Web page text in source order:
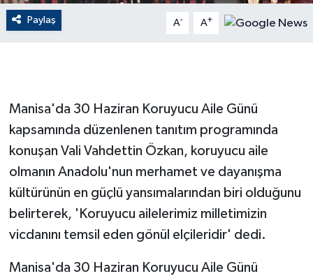
Paylaş A- A+
Manisa'da 30 Haziran Koruyucu Aile Günü
kapsamında düzenlenen tanıtım programında
konuşan Vali Vahdettin Özkan, koruyucu aile
olmanın Anadolu'nun merhamet ve dayanışma
kültürünün en güçlü yansımalarından biri olduğunu
belirterek, 'Koruyucu ailelerimiz milletimizin
vicdanını temsil eden gönül elçileridir' dedi.
Manisa'da 30 Haziran Koruyucu Aile Günü
Flaş Haber
GÜNDEM
Güvenlik
HABERDE İNSAN
İNSAN